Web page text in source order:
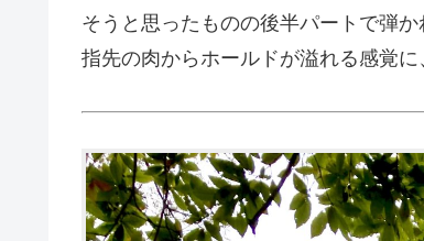
そうと思ったものの後半パートで弾か
指先の肉からホールドが溢れる感覚に